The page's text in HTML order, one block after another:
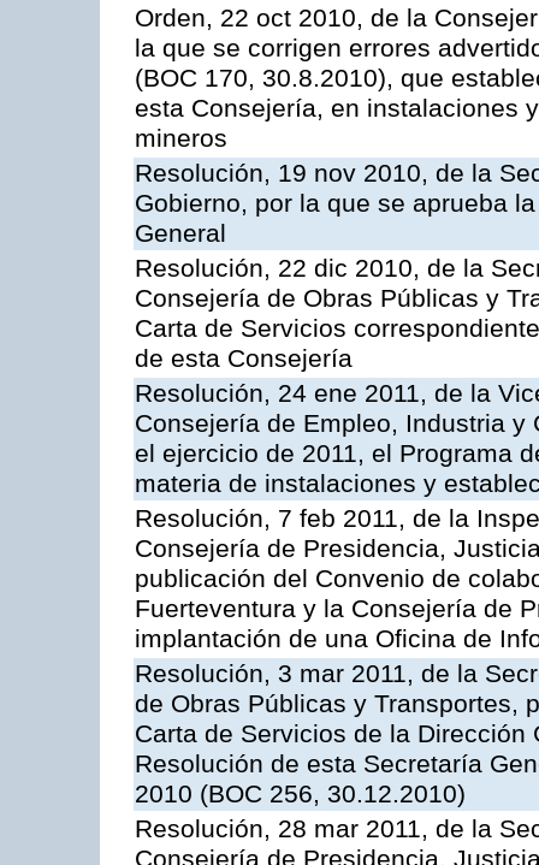
Orden, 22 oct 2010, de la
la que se corrigen errores
(BOC 170, 30.8.2010), que
esta Consejería, en instalaciones
mineros
Resolución, 19 nov 2010, de la
Gobierno, por la que se aprueba
General
Resolución, 22 dic 2010, de la
Consejería de Obras Públicas y
Carta de Servicios
de esta Consejería
Resolución, 24 ene 2011, de la
Consejería de Empleo, Industria
el ejercicio de 2011, el Programa
materia de instalaciones y
Resolución, 7 feb 2011, de la
Consejería de Presidencia,
publicación del Convenio de
Fuerteventura y la Consejería de
implantación de una Oficina de
Resolución, 3 mar 2011, de la
de Obras Públicas y Transportes,
Carta de Servicios de la
Resolución de esta Secretaría
2010 (BOC 256, 30.12.2010)
Resolución, 28 mar 2011, de la